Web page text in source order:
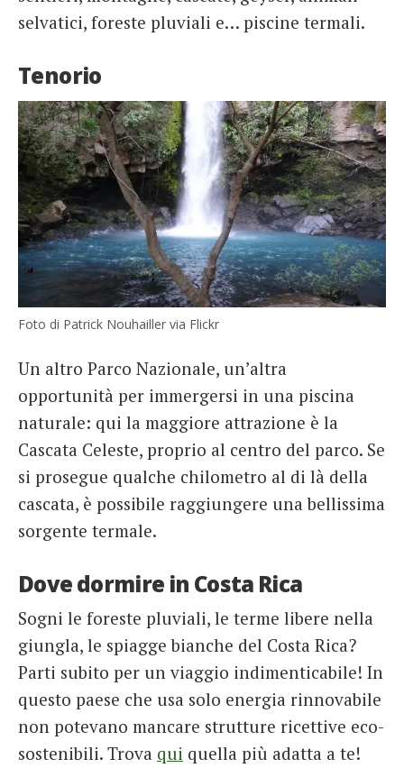
selvatici, foreste pluviali e… piscine termali.
Tenorio
Foto di Patrick Nouhailler via Flickr
Un altro Parco Nazionale, un’altra
opportunità per immergersi in una piscina
naturale: qui la maggiore attrazione è la
Cascata Celeste, proprio al centro del parco. Se
si prosegue qualche chilometro al di là della
cascata, è possibile raggiungere una bellissima
sorgente termale.
Dove dormire in Costa Rica
Sogni le foreste pluviali, le terme libere nella
giungla, le spiagge bianche del Costa Rica?
Parti subito per un viaggio indimenticabile! In
questo paese che usa solo energia rinnovabile
non potevano mancare strutture ricettive eco-
sostenibili. Trova qui quella più adatta a te!